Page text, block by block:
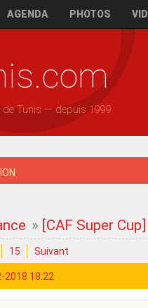
AGENDA PHOTOS
Tunis — depuis 1999
» [CAF Super
15 Suivant
2018 18:22